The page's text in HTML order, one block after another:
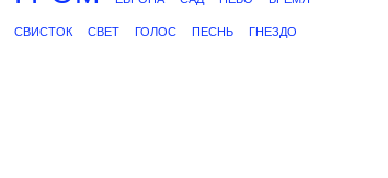
СВИСТОК СВЕТ ГОЛОС ПЕСНЬ ГНЕЗДО